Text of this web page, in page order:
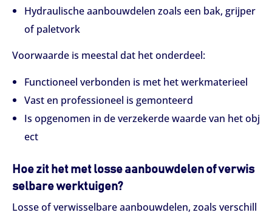
Hydraulische aanbouwdelen zoals een bak, grijper
of paletvork
Voorwaarde is meestal dat het onderdeel:
Functioneel verbonden is met het werkmaterieel
Vast en professioneel is gemonteerd
Is opgenomen in de verzekerde waarde van het obj
ect
Hoe zit het met losse aanbouwdelen of verwis
selbare werktuigen?
Losse of verwisselbare aanbouwdelen, zoals verschill